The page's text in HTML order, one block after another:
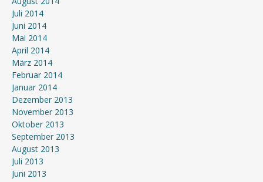
Juli 2014
Juni 2014
Mai 2014
April 2014
März 2014
Februar 2014
Januar 2014
Dezember 2013
November 2013
Oktober 2013
September 2013
August 2013
Juli 2013
Juni 2013